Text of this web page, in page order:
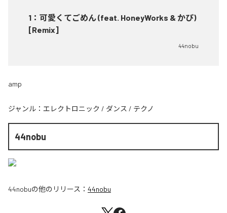
1 ： 可愛くてごめん (feat. HoneyWorks & かぴ)
[Remix]
44nobu
amp
ジャンル： エレクトロニック / ダンス / テクノ
44nobu
44nobuの他のリリース： 44nobu